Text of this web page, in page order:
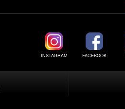
INSTAGRAM FACEBOOK